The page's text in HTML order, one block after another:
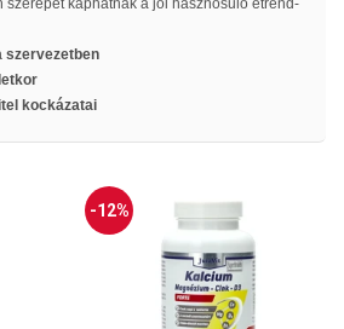
szerepet kaphatnak a jól hasznosuló étrend-
szervezetben
kockázatai
-12%